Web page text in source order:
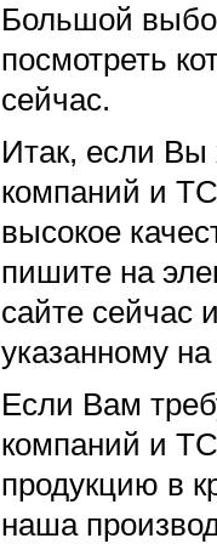
Большой
посмотреть
сейчас.
Итак, если Вы
компаний и
высокое
пишите на
сайте сейчас
указанному
Если Вам
компаний и
продукцию в
наша